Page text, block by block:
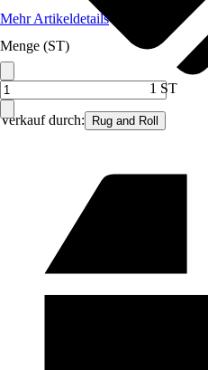
Verkauf durch: Rug and Roll
Mehr Artikeldetails
Menge (ST)
1 ST